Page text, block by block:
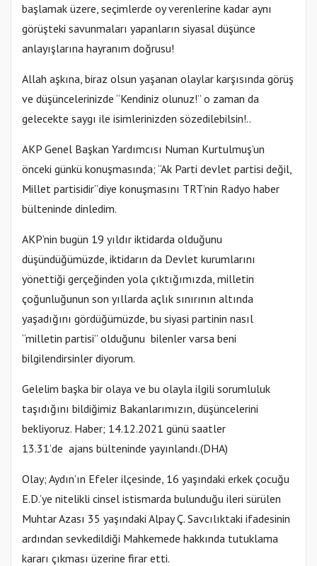
başlamak üzere, seçimlerde oy verenlerine kadar aynı
görüşteki savunmaları yapanların siyasal düşünce
anlayışlarına hayranım doğrusu!
Allah aşkına, biraz olsun yaşanan olaylar karşısında görüş
ve düşüncelerinizde “Kendiniz olunuz!” o zaman da
gelecekte saygı ile isimlerinizden sözedilebilsin!..
AKP Genel Başkan Yardımcısı Numan Kurtulmuş’un
önceki günkü konuşmasında; “Ak Parti devlet partisi değil,
Millet partisidir”diye konuşmasını TRT’nin Radyo haber
bülteninde dinledim.
AKP’nin bugün 19 yıldır iktidarda olduğunu
düşündüğümüzde, iktidarın da Devlet kurumlarını
yönettiği gerçeğinden yola çıktığımızda, milletin
çoğunluğunun son yıllarda açlık sınırının altında
yaşadığını gördüğümüzde, bu siyasi partinin nasıl
“milletin partisi” olduğunu bilenler varsa beni
bilgilendirsinler diyorum.
Gelelim başka bir olaya ve bu olayla ilgili sorumluluk
taşıdığını bildiğimiz Bakanlarımızın, düşüncelerini
bekliyoruz. Haber; 14.12.2021 günü saatler
13.31’de ajans bülteninde yayınlandı.(DHA)
Olay; Aydın’ın Efeler ilçesinde, 16 yaşındaki erkek çocuğu
E.D.’ye nitelikli cinsel istismarda bulunduğu ileri sürülen
Muhtar Azası 35 yaşındaki Alpay Ç. Savcılıktaki ifadesinin
ardından sevkedildiği Mahkemede hakkında tutuklama
kararı çıkması üzerine firar etti.